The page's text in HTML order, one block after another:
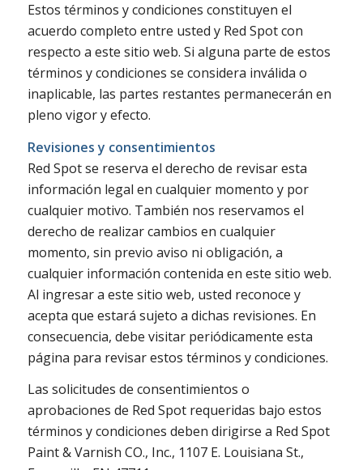
Estos términos y condiciones constituyen el
acuerdo completo entre usted y Red Spot con
respecto a este sitio web. Si alguna parte de estos
términos y condiciones se considera inválida o
inaplicable, las partes restantes permanecerán en
pleno vigor y efecto.
Revisiones y consentimientos
Red Spot se reserva el derecho de revisar esta
información legal en cualquier momento y por
cualquier motivo. También nos reservamos el
derecho de realizar cambios en cualquier
momento, sin previo aviso ni obligación, a
cualquier información contenida en este sitio web.
Al ingresar a este sitio web, usted reconoce y
acepta que estará sujeto a dichas revisiones. En
consecuencia, debe visitar periódicamente esta
página para revisar estos términos y condiciones.
Las solicitudes de consentimientos o
aprobaciones de Red Spot requeridas bajo estos
términos y condiciones deben dirigirse a Red Spot
Paint & Varnish CO., Inc., 1107 E. Louisiana St.,